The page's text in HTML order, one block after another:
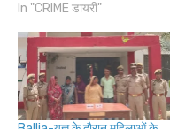
In "CRIME डायरी"